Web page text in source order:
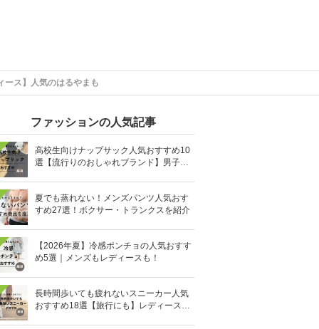
ース】人気のはるやまも
ファッションの人気記事
高校生向けナップサック人気おすすめ10
選【流行りのおしゃれブランド】男子・
夏でも蒸れない！メンズパンツ人気おす
すめ27選！ボクサー・トランクスを紹介
【2026年夏】冷感ポンチョの人気おすす
め5選｜メンズもレディースも！
長時間歩いても疲れないスニーカー人気
おすすめ18選【旅行にも】レディース・